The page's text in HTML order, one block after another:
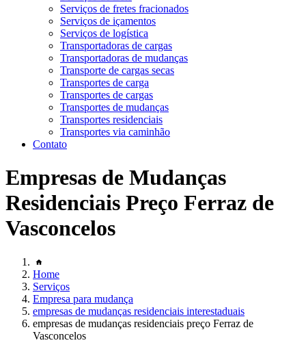
Serviços de fretes fracionados
Serviços de içamentos
Serviços de logística
Transportadoras de cargas
Transportadoras de mudanças
Transporte de cargas secas
Transportes de carga
Transportes de cargas
Transportes de mudanças
Transportes residenciais
Transportes via caminhão
Contato
Empresas de Mudanças
Residenciais Preço Ferraz de
Vasconcelos
Home
Serviços
Empresa para mudança
empresas de mudanças residenciais interestaduais
empresas de mudanças residenciais preço Ferraz de
Vasconcelos